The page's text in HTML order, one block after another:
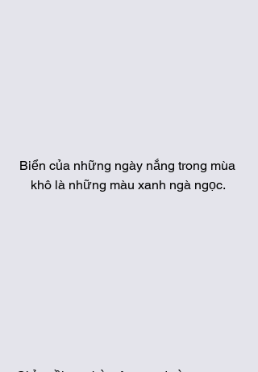
Biển của những ngày nắng trong mùa
khô là những màu xanh ngà ngọc.